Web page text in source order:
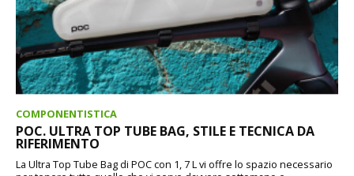
COMPONENTISTICA
POC. ULTRA TOP TUBE BAG, STILE E TECNICA DA
RIFERIMENTO
La Ultra Top Tube Bag di POC con 1, 7 L vi offre lo spazio necessario